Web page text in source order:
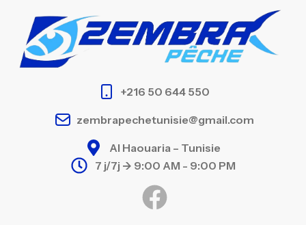
+216 50 644 550
zembrapechetunisie@gmail.com
Al Haouaria – Tunisie
7 j/7j -> 9:00 AM - 9:00 PM